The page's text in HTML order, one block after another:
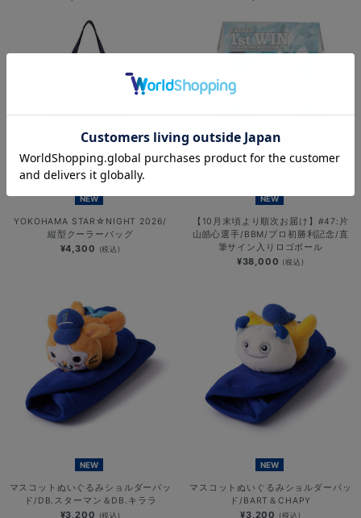
NEW
YOKOHAMA STAR☆NIGHT 2026/
縦型クーラーバッグ
¥4,300 (税込)
NEW
【10月末頃より順次お届け】#47:片
山皓心選手/BBM/プロ初勝利記念/直
筆サイン入りロゴボール
¥38,000 (税込)
NEW
マスコットぬいぐるみショルダーパッ
ド/DB.スターマン＆DB.キララ
¥3,200 (税込)
NEW
マスコットぬいぐるみショルダーパッ
ド/BART＆CHAPY
¥3,200 (税込)